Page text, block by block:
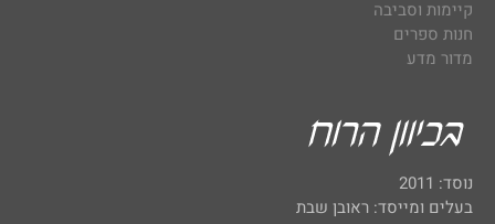
קיימות וסביבה
חנות ספרים
מדור מדע
נוסד: 2011
בעלים ומייסד: ראובן שבת